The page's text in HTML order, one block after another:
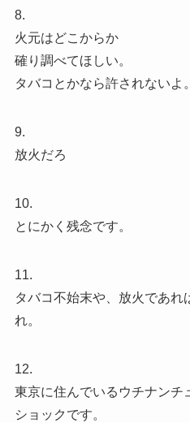
8.
火元はどこからか
確り調べてほしい。
タバコとかなら許されないよ。
9.
放火だろ
10.
とにかく残念です。
11.
タバコ不始末や、放火であれ
れ。
12.
東京に住んでいるウチナンチ
ショックです。